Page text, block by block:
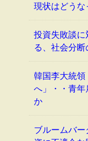
現状はどう
投資失敗談に
る、社会分断
韓国李大統
へ」・・青
か
ブルームバ